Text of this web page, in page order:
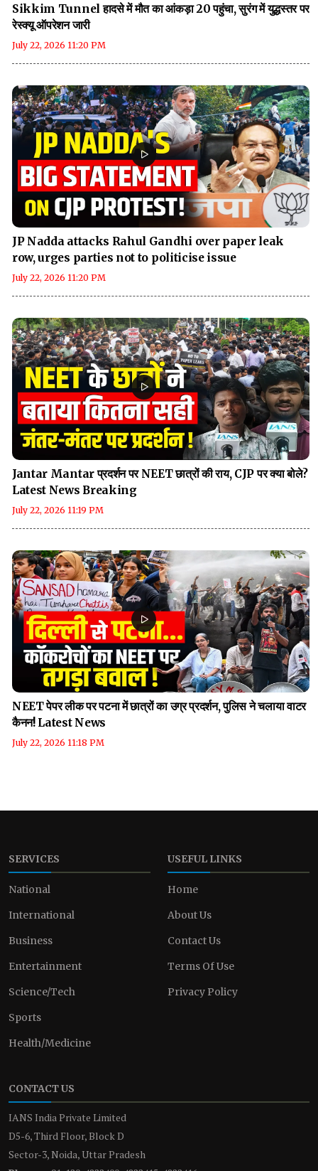
Sikkim Tunnel हादसे में मौत का आंकड़ा 20 पहुंचा, सुरंग में युद्धस्तर पर
रेस्क्यू ऑपरेशन जारी
July 22, 2026 11:20 PM
JP Nadda attacks Rahul Gandhi over paper leak
row, urges parties not to politicise issue
July 22, 2026 11:20 PM
Jantar Mantar प्रदर्शन पर NEET छात्रों की राय, CJP पर क्या बोले?
Latest News Breaking
July 22, 2026 11:19 PM
NEET पेपर लीक पर पटना में छात्रों का उग्र प्रदर्शन, पुलिस ने चलाया वाटर
कैनन! Latest News
July 22, 2026 11:18 PM
SERVICES
National
International
Business
Entertainment
Science/Tech
Sports
Health/Medicine
USEFUL LINKS
Home
About Us
Contact Us
Terms Of Use
Privacy Policy
CONTACT US
IANS India Private Limited
D5-6, Third Floor, Block D
Sector-3, Noida, Uttar Pradesh